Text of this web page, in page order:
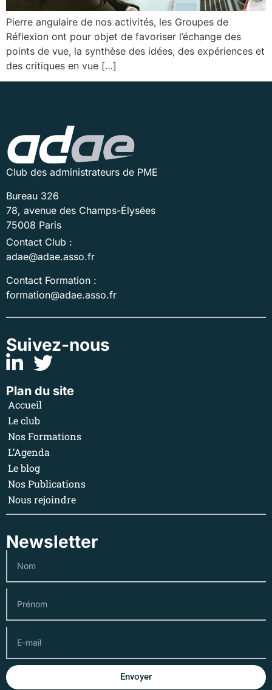
Pierre angulaire de nos activités, les Groupes de
Réflexion ont pour objet de favoriser l’échange des
points de vue, la synthèse des idées, des expériences et
des critiques en vue […]
Club des administrateurs de PME
Bureau 326
78, avenue des Champs-Élysées
75008 Paris
Contact Club :
adae@adae.asso.fr
Contact Formation :
formation@adae.asso.fr
Suivez-nous
Plan du site
Accueil
Le club
Nos Formations
L’Agenda
Le blog
Nos Publications
Nous rejoindre
Newsletter
Envoyer